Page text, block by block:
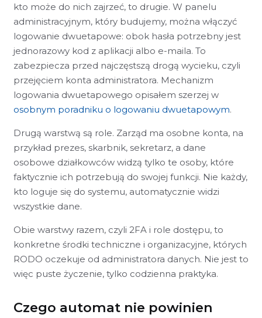
kto może do nich zajrzeć, to drugie. W panelu
administracyjnym, który budujemy, można włączyć
logowanie dwuetapowe: obok hasła potrzebny jest
jednorazowy kod z aplikacji albo e-maila. To
zabezpiecza przed najczęstszą drogą wycieku, czyli
przejęciem konta administratora. Mechanizm
logowania dwuetapowego opisałem szerzej w
osobnym poradniku o logowaniu dwuetapowym.
Drugą warstwą są role. Zarząd ma osobne konta, na
przykład prezes, skarbnik, sekretarz, a dane
osobowe działkowców widzą tylko te osoby, które
faktycznie ich potrzebują do swojej funkcji. Nie każdy,
kto loguje się do systemu, automatycznie widzi
wszystkie dane.
Obie warstwy razem, czyli 2FA i role dostępu, to
konkretne środki techniczne i organizacyjne, których
RODO oczekuje od administratora danych. Nie jest to
więc puste życzenie, tylko codzienna praktyka.
Czego automat nie powinien